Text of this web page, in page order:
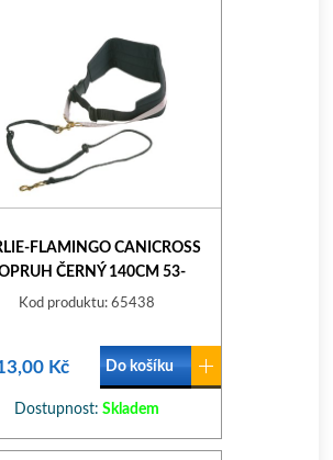
FLAMINGO CANICROSS
ČERNÝ 140CM 53-
123CM
Kod produktu: 65438
Kč Do košíku
Dostupnost: Skladem